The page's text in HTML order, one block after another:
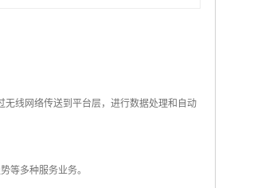
线网络传送到平台层，进行数据处理和自动
等多种服务业务。